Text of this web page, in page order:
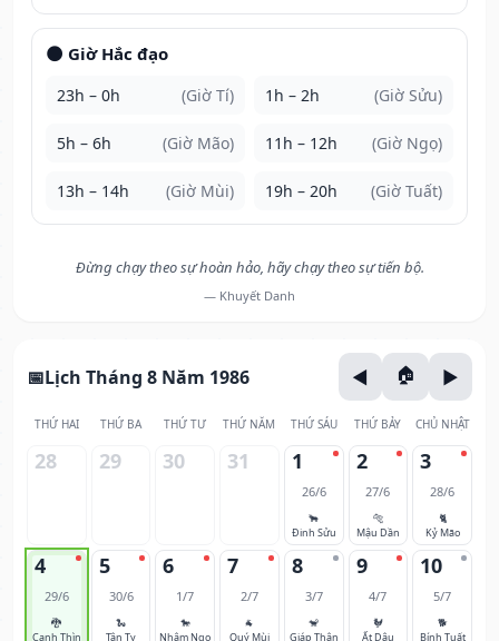
🌑 Giờ Hắc đạo
23h – 0h (Giờ Tí) 1h – 2h (Giờ Sửu)
5h – 6h (Giờ Mão) 11h – 12h (Giờ Ngọ)
13h – 14h (Giờ Mùi) 19h – 20h (Giờ Tuất)
Đừng chạy theo sự hoàn hảo, hãy chạy theo sự tiến bộ.
— Khuyết Danh
Lịch Tháng 8 Năm 1986
THỨ HAI THỨ BA THỨ TƯ THỨ NĂM THỨ SÁU THỨ BẢY CHỦ NHẬT
28 29 30 31 1
26/6
🐂
Đinh Sửu
2
27/6
🐅
Mậu Dần
3
28/6
🐈
Kỷ Mão
4
29/6
🐉
Canh Thìn
5
30/6
🐍
Tân Tỵ
6
1/7
🐎
Nhâm Ngọ
7
2/7
🐐
Quý Mùi
8
3/7
🐒
Giáp Thân
9
4/7
🐓
Ất Dậu
10
5/7
🐕
Bính Tuất